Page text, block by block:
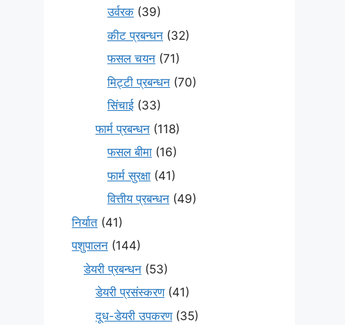
उर्वरक (39)
कीट प्रबन्धन (32)
फसल चयन (71)
मि‌ट्टी प्रबन्धन (70)
सिंचाई (33)
फार्म प्रबन्धन (118)
फसल बीमा (16)
फार्म सुरक्षा (41)
वित्तीय प्रबन्धन (49)
निर्यात (41)
पशुपालन (144)
डेयरी प्रबन्धन (53)
डेयरी प्रसंस्करण(41)
दूध-डेयरी उपकरण(35)